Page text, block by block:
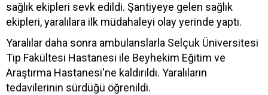
sağlık ekipleri sevk edildi. Şantiyeye gelen sağlık
ekipleri, yaralılara ilk müdahaleyi olay yerinde yaptı.
Yaralılar daha sonra ambulanslarla Selçuk Üniversitesi
Tıp Fakültesi Hastanesi ile Beyhekim Eğitim ve
Araştırma Hastanesi'ne kaldırıldı. Yaralıların
tedavilerinin sürdüğü öğrenildi.